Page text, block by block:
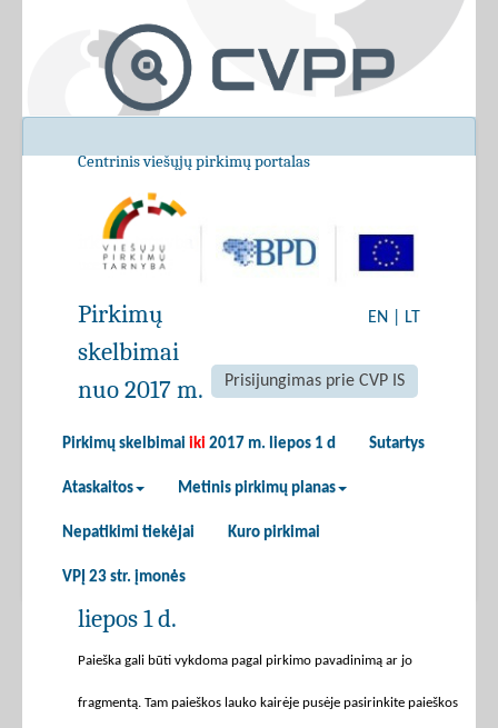
Centrinis viešųjų pirkimų portalas
EN LT
Prisijungimas prie CVP IS
Pirkimų skelbimai iki 2017 m. liepos 1 d Sutartys
Ataskaitos Metinis pirkimų planas
Nepatikimi tiekėjai Kuro pirkimai
VPĮ 23 str. įmonės
Pirkimų
skelbimai
nuo 2017 m.
liepos 1 d.
Paieška gali būti vykdoma pagal pirkimo pavadinimą ar jo
fragmentą. Tam paieškos lauko kairėje pusėje pasirinkite paieškos